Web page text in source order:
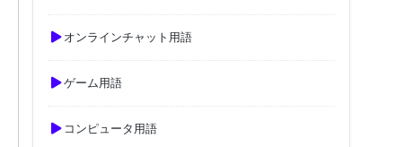
オンラインチャット用語
ゲーム用語
コンピュータ用語